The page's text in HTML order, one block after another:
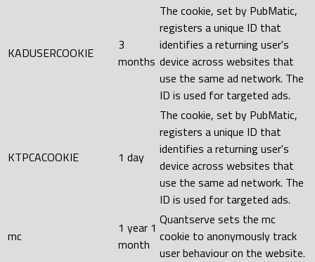
KADUSERCOOKIE
3
months
The cookie, set by PubMatic,
registers a unique ID that
identifies a returning user's
device across websites that
use the same ad network. The
ID is used for targeted ads.
KTPCACOOKIE 1 day
The cookie, set by PubMatic,
registers a unique ID that
identifies a returning user's
device across websites that
use the same ad network. The
ID is used for targeted ads.
mc
1 year 1
month
Quantserve sets the mc
cookie to anonymously track
user behaviour on the website.